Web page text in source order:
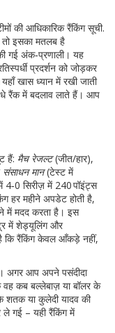
की आधिकारिक रैंकिंग सूची.
इसका मतलब है
गई अंक‑प्रणाली। यह
प्रदर्शन को जोड़कर
खास ध्यान में रखी जाती
रैंक में बदलाव लाते हैं। आप
हैं: मैच रेजल्ट(जीत/हार),
संसाधन मान(टेस्ट में
4‑0 सिरीज़ में 240 पॉइंट्स
हर महीने अपडेट होती है,
में मदद करता है। इस
में शेड्यूलिंग और
कि रैंकिंग केवल आँकड़े नहीं,
अगर आप अपने पसंदीदा
वह कब बल्लेबाज़ याबॉलरके
शतक या कुलेदी यादव की
ले गई – यही रैंकिंग में